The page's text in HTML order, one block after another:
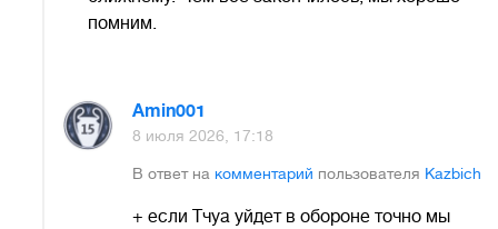
помним.
Amin001
8 июля 2026, 17:18
В ответ на комментарий пользователя Kazbich
+ если Тчуа уйдет в обороне точно мы